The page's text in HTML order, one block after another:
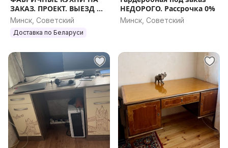
ЗАКАЗ. ПРОЕКТ. ВЫЕЗД НА
ЗАМЕР. НЕДОРОГО. КУХНЯ
НОВАЯ БЮДЖЕТНАЯ. Р
Минск, Советский
Доставка по Беларуси
НЕДОРОГО. Рассрочка 0%
Минск, Советский